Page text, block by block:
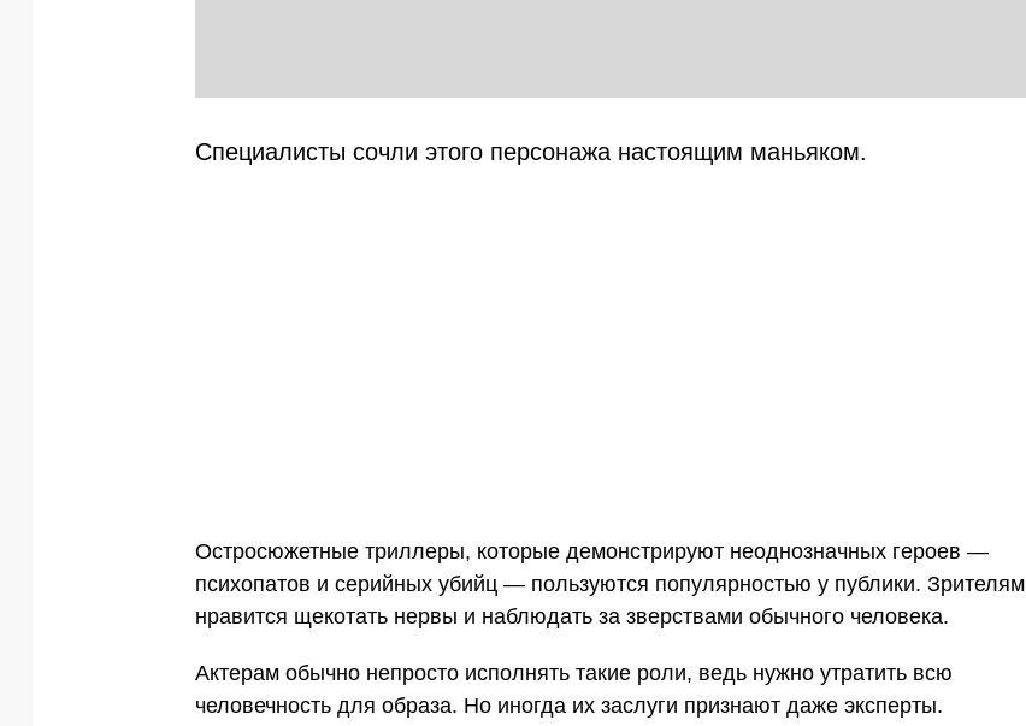
Специалисты сочли этого персонажа настоящим маньяком.
Остросюжетные триллеры, которые демонстрируют неоднозначных героев —
психопатов и серийных убийц — пользуются популярностью у публики. Зрителям
нравится щекотать нервы и наблюдать за зверствами обычного человека.
Актерам обычно непросто исполнять такие роли, ведь нужно утратить всю
человечность для образа. Но иногда их заслуги признают даже эксперты.